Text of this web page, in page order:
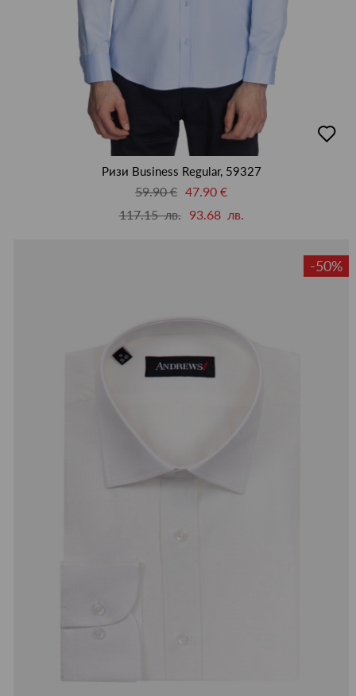
в
Ризи Business Regular, 59327
59.90 € 47.90 €
117.15 лв.
93.68 лв.
-50%